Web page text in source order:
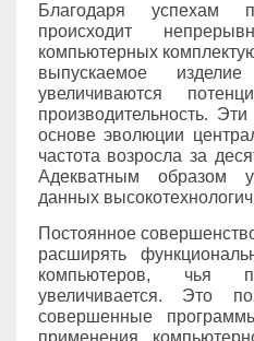
Благодаря успехам
происходит
компьютерных
выпускаемое
увеличиваются
производительность.
основе эволюции
частота возросла за
Адекватным образом
данных
Постоянное
расширять
компьютеров, чья
увеличивается. Это
совершенные
применения